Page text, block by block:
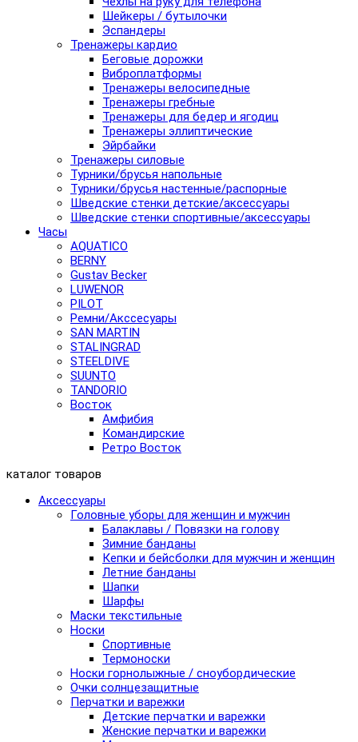
Шейкеры / бутылочки
Эспандеры
Тренажеры кардио
Беговые дорожки
Виброплатформы
Тренажеры велосипедные
Тренажеры гребные
Тренажеры для бедер и ягодиц
Тренажеры эллиптические
Эйрбайки
Тренажеры силовые
Турники/брусья напольные
Турники/брусья настенные/распорные
Шведские стенки детские/аксессуары
Шведские стенки спортивные/аксессуары
Часы
AQUATICO
BERNY
Gustav Becker
LUWENOR
PILOT
Pемни/Акссесуары
SAN MARTIN
STALINGRAD
STEELDIVE
SUUNTO
TANDORIO
Восток
Амфибия
Командирские
Ретро Восток
каталог товаров
Аксессуары
Головные уборы для женщин и мужчин
Балаклавы / Повязки на голову
Зимние банданы
Кепки и бейсболки для мужчин и женщин
Летние банданы
Шапки
Шарфы
Маски текстильные
Носки
Спортивные
Термоноски
Носки горнолыжные / сноубордические
Очки солнцезащитные
Перчатки и варежки
Детские перчатки и варежки
Женские перчатки и варежки